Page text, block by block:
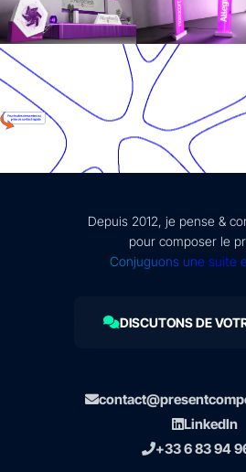
Depuis 2012, je pense &
pour composer le
Conjuguons une suite
DISCUTONS DE
LinkedIn
+33 6 83 94